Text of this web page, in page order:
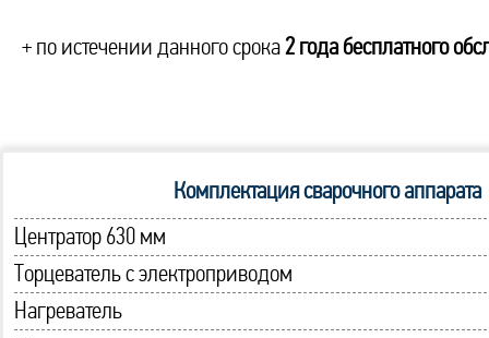
+ по истечении данного срока2 года бесплатного
Комплектация сварочного аппарата
Центратор 630 мм
Торцеватель с электроприводом
Нагреватель